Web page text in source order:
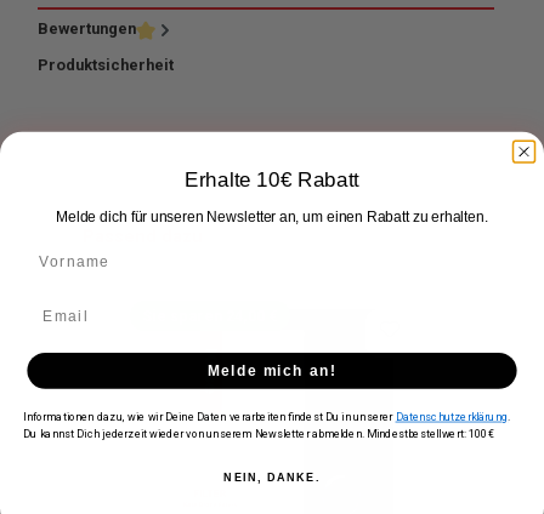
Bewertungen
Produktsicherheit
Erhalte 10€ Rabatt
Melde dich für unseren Newsletter an, um einen Rabatt zu erhalten.
Melde mich an!
Informationen dazu, wie wir Deine Daten verarbeiten findest Du in unserer Datenschutzerklärung
Du kannst Dich jederzeit wieder von unserem Newsletter abmelden. Mindestbestellwert: 100€
NEIN, DANKE.